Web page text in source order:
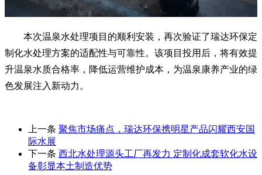
本次温泉水处理项目的顺利安装，再次验证了瑞达环保定
制化水处理方案的适配性与可靠性。该项目投用后，将有效提
升温泉水质合格率，降低运营维护成本，为温泉康养产业的绿
色发展注入新动力。
上一条 聚焦市场痛点，瑞达环保携明星产品闪耀西安国
际水展
下一条 西北水处理源头工厂再发力 定制化成套软化水设
备彰显本土制造优势